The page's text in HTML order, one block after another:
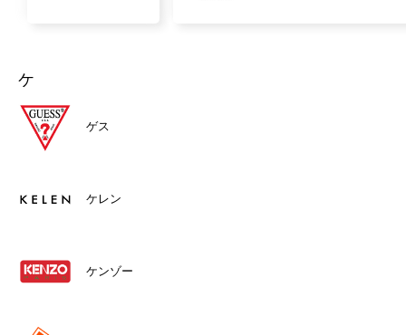
ケ
ゲス
ケレン
ケンゾー